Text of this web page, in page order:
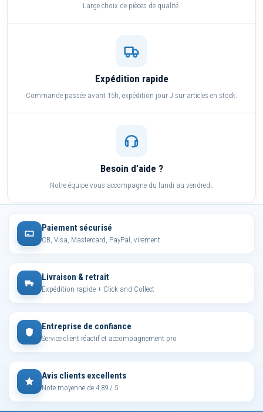
Large choix de pièces de qualité.
Expédition rapide
Commande passée avant 15h, expédition jour J sur articles en stock.
Besoin d’aide ?
Notre équipe vous accompagne du lundi au vendredi.
Paiement sécurisé
CB, Visa, Mastercard, PayPal, virement
Livraison & retrait
Expédition rapide + Click and Collect
Entreprise de confiance
Service client réactif et accompagnement pro
Avis clients excellents
Note moyenne de 4,89 / 5